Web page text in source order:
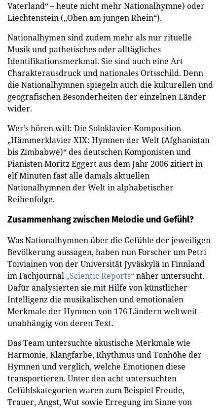
Vaterland“ – heute nicht mehr Nationalhymne) oder
Liechtenstein („Oben am jungen Rhein“).
Nationalhymen sind zudem mehr als nur rituelle
Musik und pathetisches oder alltägliches
Identifikationsmerkmal. Sie sind auch eine Art
Charakterausdruck und nationales Ortsschild. Denn
die Nationalhymnen spiegeln auch die kulturellen und
geografischen Besonderheiten der einzelnen Länder
wider.
Wer’s hören will: Die Soloklavier-Komposition
„Hämmerklavier XIX: Hymnen der Welt (Afghanistan
bis Zimbabwe)“ des deutschen Komponisten und
Pianisten Moritz Eggert aus dem Jahr 2006 zitiert in
elf Minuten fast alle damals aktuellen
Nationalhymnen der Welt in alphabetischer
Reihenfolge.
Zusammenhang zwischen Melodie und Gefühl?
Was Nationalhymnen über die Gefühle der jeweiligen
Bevölkerung aussagen, haben nun Forscher um Petri
Toiviainen von der Universität Jyväskylä in Finnland
im Fachjournal „Scientic Reports“näher untersucht.
Dafür analysierten sie mit Hilfe von künstlicher
Intelligenz die musikalischen und emotionalen
Merkmale der Hymnen von 176 Ländern weltweit –
unabhängig von deren Text.
Das Team untersuchte akustische Merkmale wie
Harmonie, Klangfarbe, Rhythmus und Tonhöhe der
Hymnen und verglich, welche Emotionen diese
transportieren. Unter den acht untersuchten
Gefühlskategorien waren zum Beispiel Freude,
Trauer, Angst, Wut sowie Erregung im Sinne von